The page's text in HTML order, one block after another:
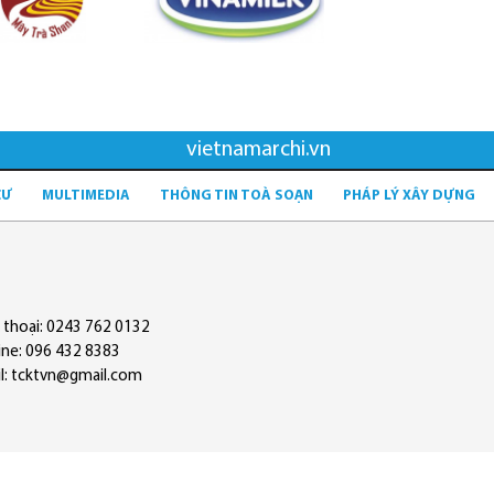
vietnamarchi.vn
MULTIMEDIA THÔNG TIN TOÀ SOẠN PHÁP LÝ XÂY DỰNG
0243 762 0132
096 432 8383
tcktvn@gmail.com